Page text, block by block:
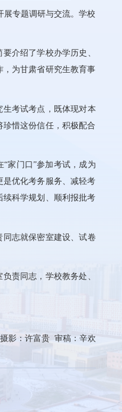
展专题调研与交流。学校
介绍了学校办学历史、
为甘肃省研究生教育事
考试考点，既体现对本
惜这份信任，积极配合
家门口”参加考试，成为
优化考务服务、减轻考
科学规划、顺利报批考
志就保密室建设、试卷
责同志，学校教务处、
影：许富贵 审稿：辛欢